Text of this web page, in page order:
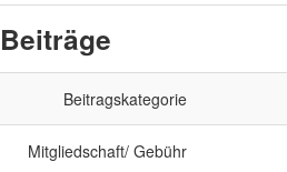
Beiträge
Beitragskategorie
Mitgliedschaft/ Gebühr